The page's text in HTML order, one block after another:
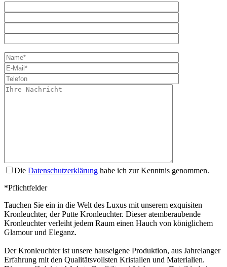
Die Datenschutzerklärung habe ich zur Kenntnis genommen.
*Pflichtfelder
Tauchen Sie ein in die Welt des Luxus mit unserem exquisiten
Kronleuchter, der Putte Kronleuchter. Dieser atemberaubende
Kronleuchter verleiht jedem Raum einen Hauch von königlichem
Glamour und Eleganz.
Der Kronleuchter ist unsere hauseigene Produktion, aus Jahrelanger
Erfahrung mit den Qualitätsvollsten Kristallen und Materialien.